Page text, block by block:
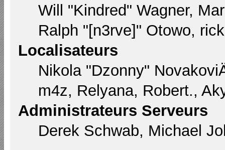
Will "Kindred" Wagner,
Ralph "[n3rve]" Otowo,
Localisateurs
Nikola "Dzonny"
m4z, Relyana, Robert.,
Administrateurs Serveurs
Derek Schwab, Michael